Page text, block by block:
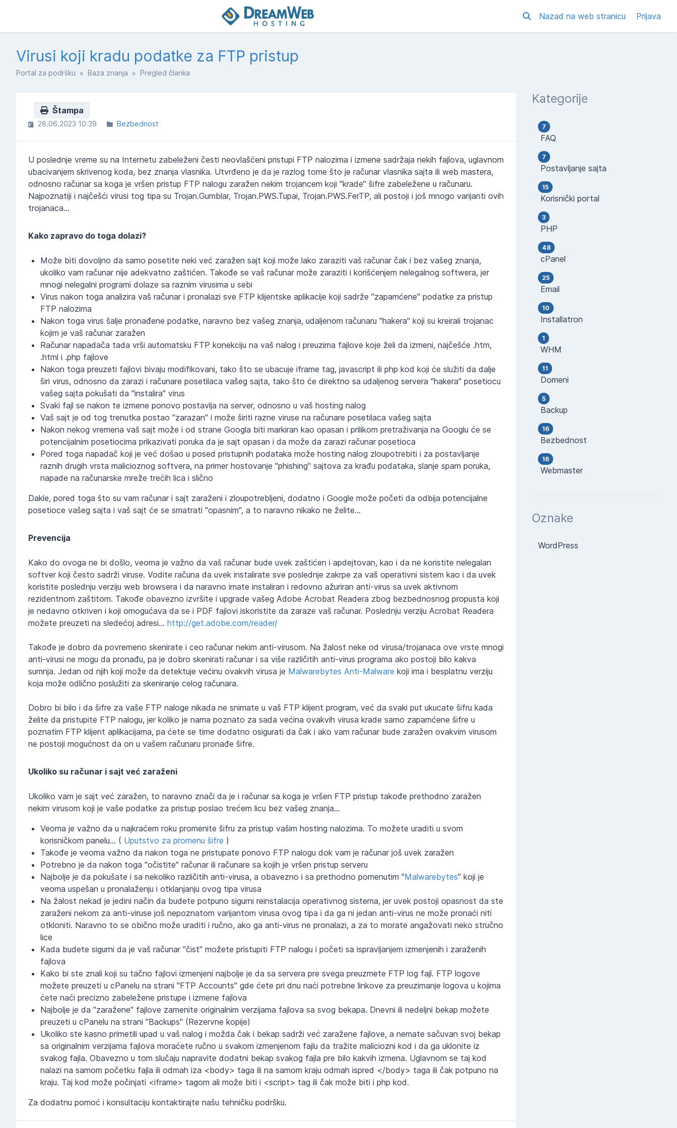
Nazad na web stranicu Prijava
Virusi koji kradu podatke za FTP pristup
Portal za podršku » Baza znanja » Pregled članka
Štampa
28.06.2023 10:39 Bezbednost
U poslednje vreme su na Internetu zabeleženi česti neovlašćeni pristupi FTP nalozima i izmene sadržaja nekih fajlova, uglavnom
ubacivanjem skrivenog koda, bez znanja vlasnika. Utvrđeno je da je razlog tome što je računar vlasnika sajta ili web mastera,
odnosno računar sa koga je vršen pristup FTP nalogu zaražen nekim trojancem koji "krade" šifre zabeležene u računaru.
Najpoznatiji i najčešći virusi tog tipa su Trojan.Gumblar, Trojan.PWS.Tupai, Trojan.PWS.FerTP, ali postoji i još mnogo varijanti ovih
trojanaca...
Kako zapravo do toga dolazi?
Može biti dovoljno da samo posetite neki već zaražen sajt koji može lako zaraziti vaš računar čak i bez vašeg znanja,
ukoliko vam računar nije adekvatno zaštićen. Takođe se vaš računar može zaraziti i korišćenjem nelegalnog softwera, jer
mnogi nelegalni programi dolaze sa raznim virusima u sebi
Virus nakon toga analizira vaš računar i pronalazi sve FTP klijentske aplikacije koji sadrže "zapamćene" podatke za pristup
FTP nalozima
Nakon toga virus šalje pronađene podatke, naravno bez vašeg znanja, udaljenom računaru "hakera" koji su kreirali trojanac
kojim je vaš računar zaražen
Računar napadača tada vrši automatsku FTP konekciju na vaš nalog i preuzima fajlove koje želi da izmeni, najčešće .htm,
.html i .php fajlove
Nakon toga preuzeti fajlovi bivaju modifikovani, tako što se ubacuje iframe tag, javascript ili php kod koji će služiti da dalje
širi virus, odnosno da zarazi i računare posetilaca vašeg sajta, tako što će direktno sa udaljenog servera "hakera" posetiocu
vašeg sajta pokušati da "instalira" virus
Svaki fajl se nakon te izmene ponovo postavlja na server, odnosno u vaš hosting nalog
Vaš sajt je od tog trenutka postao "zarazan" i može širiti razne viruse na računare posetilaca vašeg sajta
Nakon nekog vremena vaš sajt može i od strane Googla biti markiran kao opasan i prilikom pretraživanja na Googlu će se
potencijalnim posetiocima prikazivati poruka da je sajt opasan i da može da zarazi računar posetioca
Pored toga napadač koji je već došao u posed pristupnih podataka može hosting nalog zloupotrebiti i za postavljanje
raznih drugih vrsta malicioznog softvera, na primer hostovanje "phishing" sajtova za krađu podataka, slanje spam poruka,
napade na računarske mreže trećih lica i slično
Dakle, pored toga što su vam računar i sajt zaraženi i zloupotrebljeni, dodatno i Google može početi da odbija potencijalne
posetioce vašeg sajta i vaš sajt će se smatrati "opasnim", a to naravno nikako ne želite...
Prevencija
Kako do ovoga ne bi došlo, veoma je važno da vaš računar bude uvek zaštićen i apdejtovan, kao i da ne koristite nelegalan
softver koji često sadrži viruse. Vodite računa da uvek instalirate sve poslednje zakrpe za vaš operativni sistem kao i da uvek
koristite poslednju verziju web browsera i da naravno imate instaliran i redovno ažuriran anti-virus sa uvek aktivnom
rezidentnom zaštitom. Takođe obavezno izvršite i upgrade vašeg Adobe Acrobat Readera zbog bezbednosnog propusta koji
je nedavno otkriven i koji omogućava da se i PDF fajlovi iskoristite da zaraze vaš računar. Poslednju verziju Acrobat Readera
možete preuzeti na sledećoj adresi... http://get.adobe.com/reader/
Takođe je dobro da povremeno skenirate i ceo računar nekim anti-virusom. Na žalost neke od virusa/trojanaca ove vrste mnogi
anti-virusi ne mogu da pronađu, pa je dobro skenirati računar i sa više različitih anti-virus programa ako postoji bilo kakva
sumnja. Jedan od njih koji može da detektuje većinu ovakvih virusa je Malwarebytes Anti-Malware koji ima i besplatnu verziju
koja može odlično poslužiti za skeniranje celog računara.
Dobro bi bilo i da šifre za vaše FTP naloge nikada ne snimate u vaš FTP klijent program, već da svaki put ukucate šifru kada
želite da pristupite FTP nalogu, jer koliko je nama poznato za sada većina ovakvih virusa krade samo zapamćene šifre u
poznatim FTP klijent aplikacijama, pa ćete se time dodatno osigurati da čak i ako vam računar bude zaražen ovakvim virusom
ne postoji mogućnost da on u vašem računaru pronađe šifre.
Ukoliko su računar i sajt već zaraženi
Ukoliko vam je sajt već zaražen, to naravno znači da je i računar sa koga je vršen FTP pristup takođe prethodno zaražen
nekim virusom koji je vaše podatke za pristup poslao trećem licu bez vašeg znanja...
Veoma je važno da u najkraćem roku promenite šifru za pristup vašim hosting nalozima. To možete uraditi u svom
korisničkom panelu... ( Uputstvo za promenu šifre )
Takođe je veoma važno da nakon toga ne pristupate ponovo FTP nalogu dok vam je računar još uvek zaražen
Potrebno je da nakon toga "očistite" računar ili računare sa kojih je vršen pristup serveru
Najbolje je da pokušate i sa nekoliko različitih anti-virusa, a obavezno i sa prethodno pomenutim "Malwarebytes" koji je
veoma uspešan u pronalaženju i otklanjanju ovog tipa virusa
Na žalost nekad je jedini način da budete potpuno sigurni reinstalacija operativnog sistema, jer uvek postoji opasnost da ste
zaraženi nekom za anti-viruse još nepoznatom varijantom virusa ovog tipa i da ga ni jedan anti-virus ne može pronaći niti
otkloniti. Naravno to se obično može uraditi i ručno, ako ga anti-virus ne pronalazi, a za to morate angažovati neko stručno
lice
Kada budete sigurni da je vaš računar "čist" možete pristupiti FTP nalogu i početi sa ispravljanjem izmenjenih i zaraženih
fajlova
Kako bi ste znali koji su tačno fajlovi izmenjeni najbolje je da sa servera pre svega preuzmete FTP log fajl. FTP logove
možete preuzeti u cPanelu na strani "FTP Accounts" gde ćete pri dnu naći potrebne linkove za preuzimanje logova u kojima
ćete naći precizno zabeležene pristupe i izmene fajlova
Najbolje je da "zaražene" fajlove zamenite originalnim verzijama fajlova sa svog bekapa. Dnevni ili nedeljni bekap možete
preuzeti u cPanelu na strani "Backups" (Rezervne kopije)
Ukoliko ste kasno primetili upad u vaš nalog i možda čak i bekap sadrži već zaražene fajlove, a nemate sačuvan svoj bekap
sa originalnim verzijama fajlova moraćete ručno u svakom izmenjenom fajlu da tražite maliciozni kod i da ga uklonite iz
svakog fajla. Obavezno u tom slučaju napravite dodatni bekap svakog fajla pre bilo kakvih izmena. Uglavnom se taj kod
nalazi na samom početku fajla ili odmah iza <body> taga ili na samom kraju odmah ispred </body> taga ili čak potpuno na
kraju. Taj kod može počinjati <iframe> tagom ali može biti i <script> tag ili čak može biti i php kod.
Za dodatnu pomoć i konsultaciju kontaktirajte našu tehničku podršku.
Kategorije
7
FAQ
7
Postavljanje sajta
15
Korisnički portal
3
PHP
48
cPanel
25
Email
10
Installatron
1
WHM
11
Domeni
5
Backup
16
Bezbednost
16
Webmaster
Oznake
WordPress